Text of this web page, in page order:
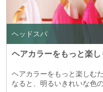
ヘッドスパ
ヘアカラーをもっと楽
ヘアカラーをもっと楽しむ
なると、明るいきれいな色